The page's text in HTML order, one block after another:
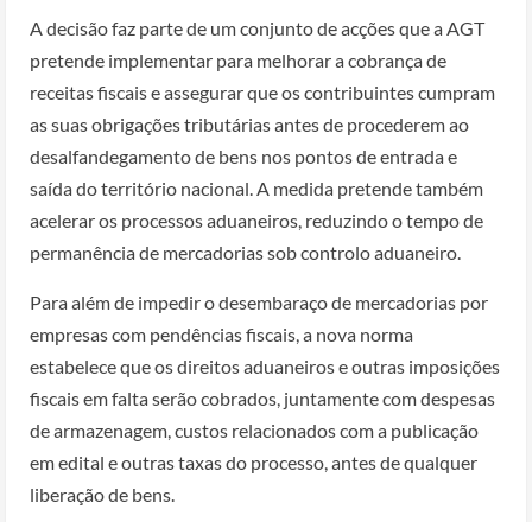
A decisão faz parte de um conjunto de acções que a AGT
pretende implementar para melhorar a cobrança de
receitas fiscais e assegurar que os contribuintes cumpram
as suas obrigações tributárias antes de procederem ao
desalfandegamento de bens nos pontos de entrada e
saída do território nacional. A medida pretende também
acelerar os processos aduaneiros, reduzindo o tempo de
permanência de mercadorias sob controlo aduaneiro.
Para além de impedir o desembaraço de mercadorias por
empresas com pendências fiscais, a nova norma
estabelece que os direitos aduaneiros e outras imposições
fiscais em falta serão cobrados, juntamente com despesas
de armazenagem, custos relacionados com a publicação
em edital e outras taxas do processo, antes de qualquer
liberação de bens.